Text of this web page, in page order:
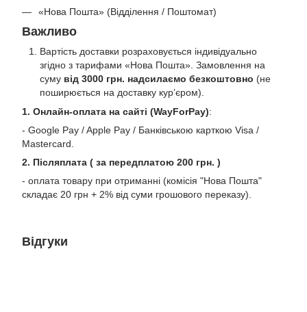
«Нова Пошта» (Відділення / Поштомат)
Важливо
Вартість доставки розраховується індивідуально
згідно з тарифами «Нова Пошта». Замовлення на
суму від 3000 грн. надсилаємо безкоштовно (не
поширюється на доставку курʼєром).
1. Онлайн-оплата на сайті (WayForPay):
- Google Pay / Apple Pay / Банківською карткою Visa /
Mastercard.
2. Післяплата ( за передплатою 200 грн. )
- оплата товару при отриманні (комісія "Нова Пошта"
складає 20 грн + 2% від суми грошового переказу).
Відгуки